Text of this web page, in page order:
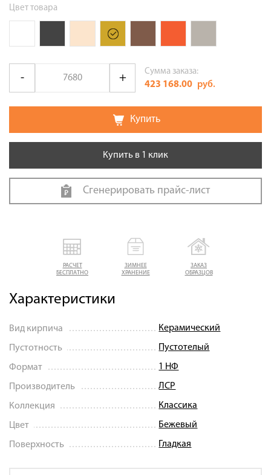
РАСЧЕТ
БЕСПЛАТНО
ЗИМНЕЕ
ХРАНЕНИЕ
ЗАКАЗ
ОБРАЗЦОВ
Характеристики
Вид кирпича Керамический
Пустотность Пустотелый
Формат 1 НФ
Производитель ЛСР
Коллекция Классика
Цвет Бежевый
Поверхность Гладкая
Цвет товара
Сумма заказа:
423 168.00 руб.
Купить
Купить в 1 клик
Сгенерировать прайс-лист